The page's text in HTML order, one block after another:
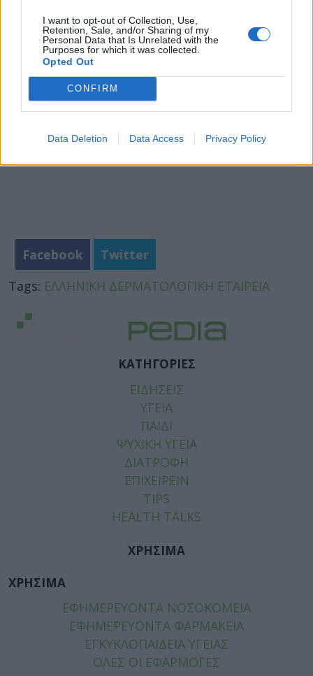
I want to opt-out of Collection, Use,
Retention, Sale, and/or Sharing of my
Personal Data that Is Unrelated with the
Purposes for which it was collected.
Opted Out
CONFIRM
Data Deletion Data Access Privacy Policy
αξιοπιστία των παρεχόμενων υπηρεσιών»,
καταλήγει ο κ. Μπάρκης.
Facebook
Twitter
Tags: ΕΛΛΗΝΙΚΗ ΔΕΡΜΑΤΟΛΟΓΙΚΗ ΕΤΑΙΡΕΙΑ
ΚΑΤΗΓΟΡΙΕΣ
ΕΙΔΗΣΕΙΣ
ΥΓΕΙΑ
ΠΑΙΔΙ
ΨΥΧΙΚΗ ΥΓΕΙΑ
ΔΙΑΤΡΟΦΗ
ΕΠΙΧΕΙΡΕΙΝ
TIPS
HEALTH TALKS
ΧΡΗΣΙΜΑ
ΧΡΗΣΙΜΑ
ΕΦΗΜΕΡΕΥΟΝΤΑ ΝΟΣΟΚΟΜΕΙΑ
ΕΦΗΜΕΡΕΥΟΝΤΑ ΦΑΡΜΑΚΕΙΑ
ΕΓΚΥΚΛΟΠΑΙΔΕΙΑ ΥΓΕΙΑΣ
ΟΛΕΣ ΟΙ ΕΦΑΡΜΟΓΕΣ